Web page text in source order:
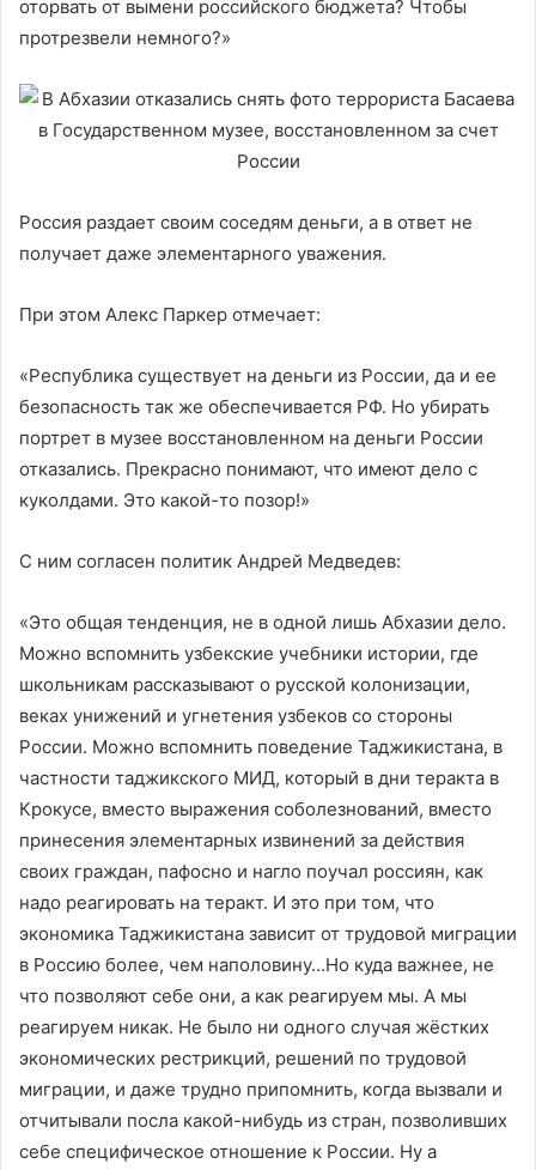
оторвать от вымени российского бюджета? Чтобы
протрезвели немного?»
Россия раздает своим соседям деньги, а в ответ не
получает даже элементарного уважения.
При этом Алекс Паркер отмечает:
«Республика существует на деньги из России, да и ее
безопасность так же обеспечивается РФ. Но убирать
портрет в музее восстановленном на деньги России
отказались. Прекрасно понимают, что имеют дело с
куколдами. Это какой-то позор!»
С ним согласен политик Андрей Медведев:
«Это общая тенденция, не в одной лишь Абхазии дело.
Можно вспомнить узбекские учебники истории, где
школьникам рассказывают о русской колонизации,
веках унижений и угнетения узбеков со стороны
России. Можно вспомнить поведение Таджикистана, в
частности таджикского МИД, который в дни теракта в
Крокусе, вместо выражения соболезнований, вместо
принесения элементарных извинений за действия
своих граждан, пафосно и нагло поучал россиян, как
надо реагировать на теракт. И это при том, что
экономика Таджикистана зависит от трудовой миграции
в Россию более, чем наполовину…Но куда важнее, не
что позволяют себе они, а как реагируем мы. А мы
реагируем никак. Не было ни одного случая жёстких
экономических рестрикций, решений по трудовой
миграции, и даже трудно припомнить, когда вызвали и
отчитывали посла какой-нибудь из стран, позволивших
себе специфическое отношение к России. Ну а